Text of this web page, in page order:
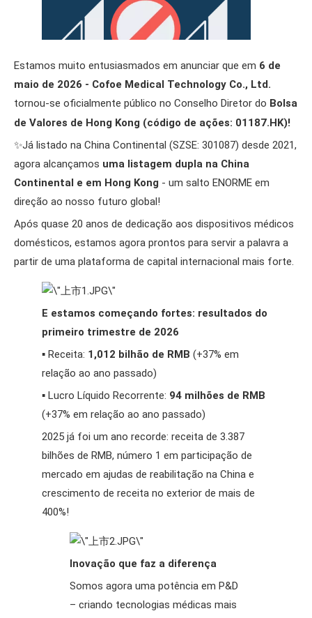
Estamos muito entusiasmados em anunciar que em 6 de
maio de 2026 - Cofoe Medical Technology Co., Ltd.
tornou-se oficialmente público no Conselho Diretor do Bolsa
de Valores de Hong Kong (código de ações: 01187.HK)!
✨Já listado na China Continental (SZSE: 301087) desde 2021,
agora alcançamos uma listagem dupla na China
Continental e em Hong Kong - um salto ENORME em
direção ao nosso futuro global!
Após quase 20 anos de dedicação aos dispositivos médicos
domésticos, estamos agora prontos para servir a palavra a
partir de uma plataforma de capital internacional mais forte.
E estamos começando fortes: resultados do
primeiro trimestre de 2026
▪️ Receita: 1,012 bilhão de RMB (+37% em
relação ao ano passado)
▪️ Lucro Líquido Recorrente: 94 milhões de RMB
(+37% em relação ao ano passado)
2025 já foi um ano recorde: receita de 3.387
bilhões de RMB, número 1 em participação de
mercado em ajudas de reabilitação na China e
crescimento de receita no exterior de mais de
400%!
Inovação que faz a diferença
Somos agora uma potência em P&D
– criando tecnologias médicas mais